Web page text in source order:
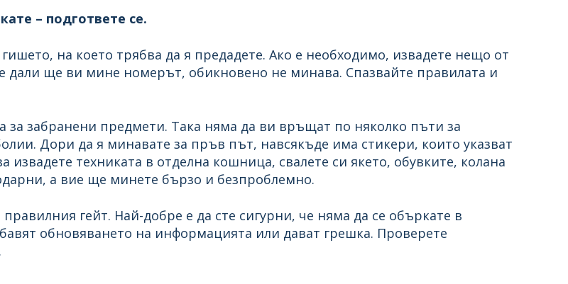
– подгответе се.
на което трябва да я предадете. Ако е необходимо, извадете нещо от
дали ще ви мине номерът, обикновено не минава. Спазвайте правилата и
за забранени предмети. Така няма да ви връщат по няколко пъти за
Дори да я минавате за пръв път, навсякъде има стикери, които указват
извадете техниката в отделна кошница, свалете си якето, обувките, колана
а вие ще минете бързо и безпроблемно.
гейт. Най-добре е да сте сигурни, че няма да се объркате в
обновяването на информацията или дават грешка. Проверете